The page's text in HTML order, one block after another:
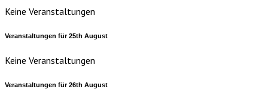
Keine Veranstaltungen
Veranstaltungen für25th August
Keine Veranstaltungen
Veranstaltungen für26th August